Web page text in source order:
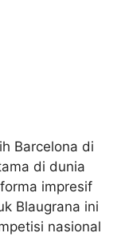
Barcelona di
di dunia
impresif
Blaugrana ini
nasional